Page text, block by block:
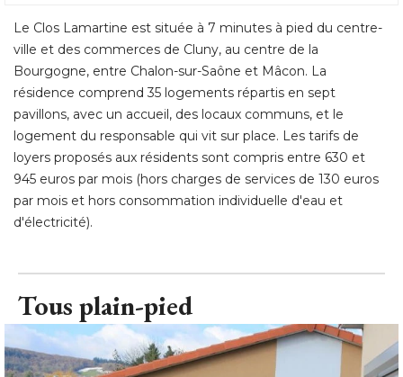
Le Clos Lamartine est située à 7 minutes à pied du centre-
ville et des commerces de Cluny, au centre de la
Bourgogne, entre Chalon-sur-Saône et Mâcon. La
résidence comprend 35 logements répartis en sept
pavillons, avec un accueil, des locaux communs, et le
logement du responsable qui vit sur place. Les tarifs de
loyers proposés aux résidents sont compris entre 630 et
945 euros par mois (hors charges de services de 130 euros
par mois et hors consommation individuelle d'eau et
d'électricité).
Tous plain-pied